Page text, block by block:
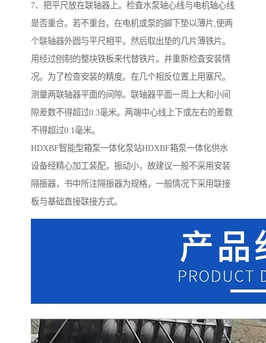
7、把平尺放在联轴器上。检査水泵轴心线与电机轴心线
是否重合。若不重台。在电机或泵的脚下垫以薄片,使两
个联轴器外圆与平尺相平。然后取出垫的几片薄铁片。
用经过刨制的整块铁板来代替铁片。并重新检査安装情
况。为了检查安装的精度。在几个相反位置上用塞尺。
测量两联轴器平面的间隙。联轴器平面一周上大和小间
隙差数不得超过0.3毫米。两端中心线上下或左右的差数
不得超过0.1毫米。
HDXBF智能型箱泵一体化泵站HDXBF箱泵一体化供水
设备经精心加工装配，振动小，故建议一般不采用安装
隔振器，书中所注隔振器为规格，一般情况下采用联接
板与基础直接联接方式。